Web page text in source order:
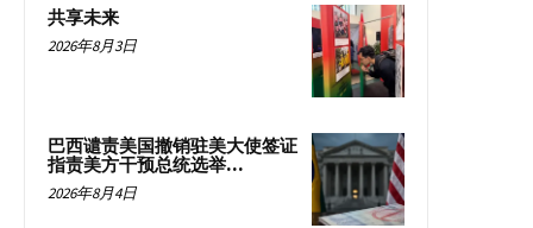
共享未来
2026年8月3日
巴西谴责美国撤销驻美大使签证
指责美方干预总统选举...
2026年8月4日